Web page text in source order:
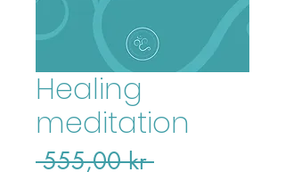
Healing
meditation
555,00 kr Regular